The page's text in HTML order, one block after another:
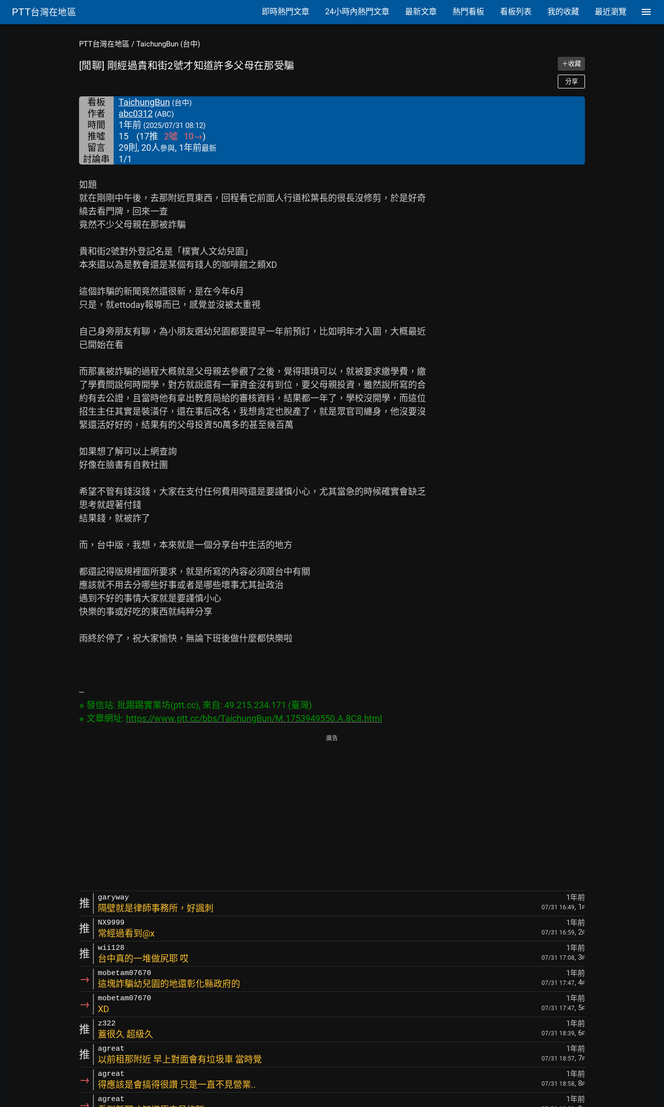
PTT台灣在地區 即時熱門文章 24小時內熱門文章 最新文章 熱門看板 看板列表 我的收藏 最近瀏覽
PTT台灣在地區 / TaichungBun (台中)
[閒聊] 剛經過貴和街2號才知道許多父母在那受騙 ＋收藏
分享
看板 TaichungBun (台中)
作者 abc0312 (ABC)
時間 1年前 (2025/07/31 08:12)
推噓 15 (17推 2噓 10→)
留言
29則, 20人參與, 1年前最新
討論串 1/1
如題
就在剛剛中午後，去那附近買東西，回程看它前面人行道松葉長的很長沒修剪，於是好奇
繞去看門牌，回來一查
竟然不少父母親在那被詐騙
貴和街2號對外登記名是「樸實人文幼兒園」
本來還以為是教會還是某個有錢人的咖啡館之類XD
這個詐騙的新聞竟然還很新，是在今年6月
只是，就ettoday報導而已，感覺並沒被太重視
自己身旁朋友有聊，為小朋友選幼兒園都要提早一年前預訂，比如明年才入園，大概最近
已開始在看
而那裏被詐騙的過程大概就是父母親去參觀了之後，覺得環境可以，就被要求繳學費，繳
了學費問說何時開學，對方就說還有一筆資金沒有到位，要父母親投資，雖然說所寫的合
約有去公證，且當時他有拿出教育局給的審核資料，結果都一年了，學校沒開學，而這位
招生主任其實是裝潢仔，還在事后改名，我想肯定也脫產了，就是眾官司纏身，他沒要沒
緊還活好好的，結果有的父母投資50萬多的甚至幾百萬
如果想了解可以上網查詢
好像在臉書有自救社團
希望不管有錢沒錢，大家在支付任何費用時還是要謹慎小心，尤其當急的時候確實會缺乏
思考就趕著付錢
結果錢，就被詐了
而，台中版，我想，本來就是一個分享台中生活的地方
都還記得版規裡面所要求，就是所寫的內容必須跟台中有關
應該就不用去分哪些好事或者是哪些壞事尤其扯政治
遇到不好的事情大家就是要謹慎小心
快樂的事或好吃的東西就純粹分享
雨終於停了，祝大家愉快，無論下班後做什麼都快樂啦
※ 發信站: 批踢踢實業坊(ptt.cc), 來自: 49.215.234.171 (臺灣)
※ 文章網址: https://www.ptt.cc/bbs/TaichungBun/M.1753949550.A.8C8.html
廣告
推 garyway 1年前
隔壁就是律師事務所，好諷刺 07/31 16:49, 1 F
推 NX9999 1年前
常經過看到@x 07/31 16:59, 2F
推 wii128 1年前
台中真的一堆做尻耶 哎 07/31 17:08, 3F
→ mobetam07670 1年前
這塊詐騙幼兒園的地還彰化縣政府的 07/31 17:47, 4F
→ mobetam07670 1年前
XD 07/31 17:47, 5F
推 z322 1年前
蓋很久 超級久 07/31 18:39, 6F
推 agreat 1年前
以前租那附近 早上對面會有垃圾車 當時覺 07/31 18:57, 7F
→ agreat 1年前
得應該是會搞得很讚 只是一直不見營業.. 07/31 18:58, 8F
agreat 1年前